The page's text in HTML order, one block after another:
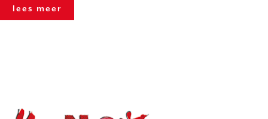
lees meer